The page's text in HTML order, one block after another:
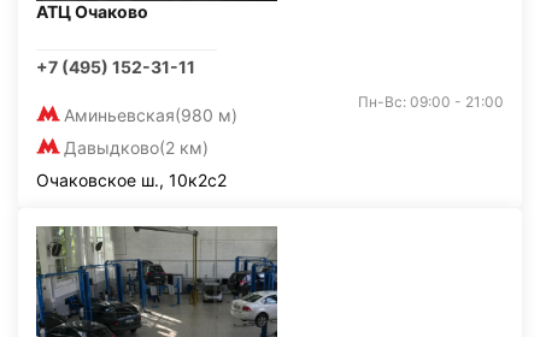
АТЦ Очаково
+7 (495) 152-31-11
Аминьевская(980 м)
Давыдково(2 км)
Пн-Вс: 09:00 - 21:00
Очаковское ш., 10к2с2